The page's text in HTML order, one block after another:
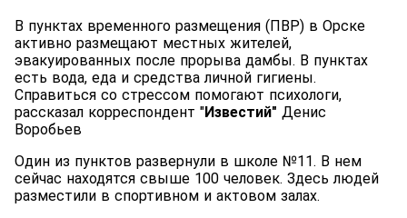
В пунктах временного размещения (ПВР) в Орске
активно размещают местных жителей,
эвакуированных после прорыва дамбы. В пунктах
есть вода, еда и средства личной гигиены.
Справиться со стрессом помогают психологи,
рассказал корреспондент "Известий" Денис
Воробьев
Один из пунктов развернули в школе №11. В нем
сейчас находятся свыше 100 человек. Здесь людей
разместили в спортивном и актовом залах.